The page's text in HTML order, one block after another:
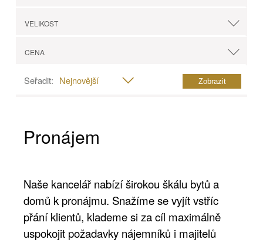
VELIKOST
CENA
Seřadit: Nejnovější
Pronájem
Naše kancelář nabízí širokou škálu bytů a
domů k pronájmu. Snažíme se vyjít vstříc
přání klientů, klademe si za cíl maximálně
uspokojit požadavky nájemníků i majitelů